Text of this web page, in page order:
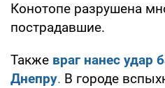
Конотопе разрушена
пострадавшие.
Также враг нанес удар
Днепру. В городе